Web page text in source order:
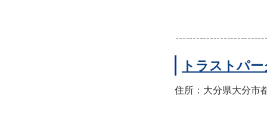
トラストパ
住所：大分県大分市